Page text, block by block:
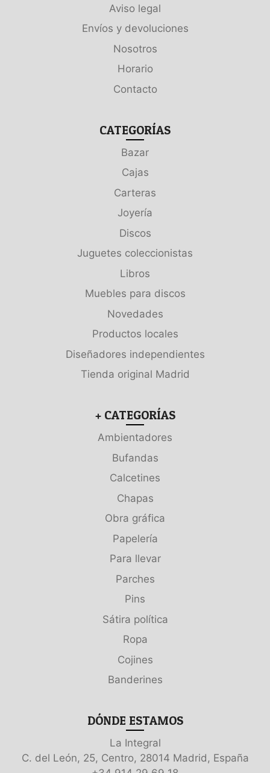
Aviso legal
Envíos y devoluciones
Nosotros
Horario
Contacto
CATEGORÍAS
Bazar
Cajas
Carteras
Joyería
Discos
Juguetes coleccionistas
Libros
Muebles para discos
Novedades
Productos locales
Diseñadores independientes
Tienda original Madrid
+ CATEGORÍAS
Ambientadores
Bufandas
Calcetines
Chapas
Obra gráfica
Papelería
Para llevar
Parches
Pins
Sátira política
Ropa
Cojines
Banderines
DÓNDE ESTAMOS
La Integral
C. del León, 25, Centro, 28014 Madrid, España